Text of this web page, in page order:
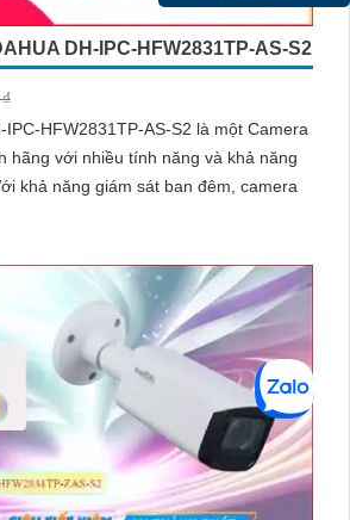
DH-IPC-HFW2831TP-AS-S2
IPC-HFW2831TP-AS-S2 là một Camera
hãng với nhiều tính năng và khả năng